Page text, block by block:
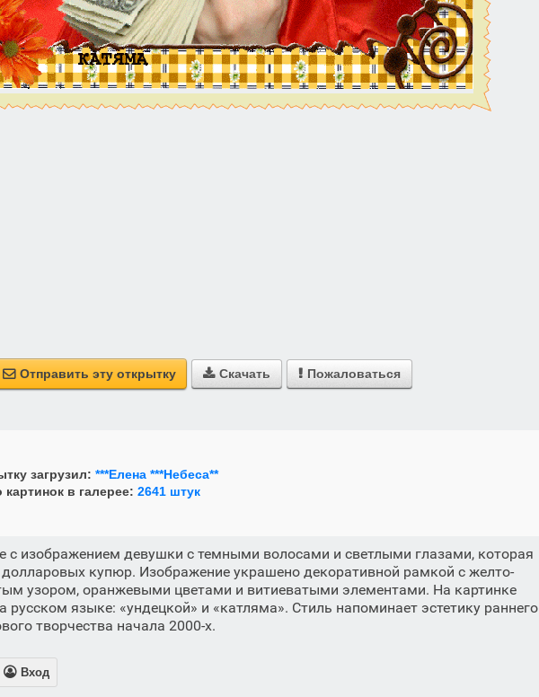
 Отправить эту открытку  Скачать  Пожаловаться
загрузил: ***Елена ***Небеса**
картинок в галерее: 2641 штук
с изображением девушки с темными волосами и светлыми глазами, которая
купюр. Изображение украшено декоративной рамкой с желто-
узором, оранжевыми цветами и витиеватыми элементами. На картинке
русском языке: «ундецкой» и «катляма». Стиль напоминает эстетику раннего
творчества начала 2000-х.
 Вход